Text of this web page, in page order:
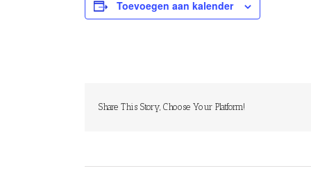
Toevoegen aan kalender
Share This Story, Choose Your Platform!